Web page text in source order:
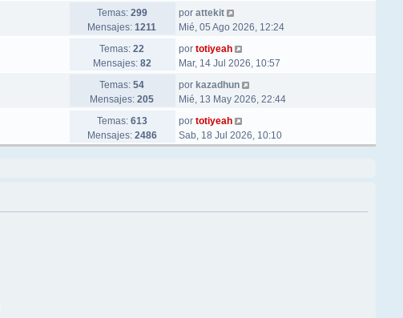
Temas: 299
Mensajes:1211
por attekit
Mié, 05 Ago 2026, 12:24
Temas:22
Mensajes: 82
por totiyeah
Mar, 14 Jul 2026, 10:57
Temas:54
Mensajes:205
por kazadhun
Mié, 13 May 2026, 22:44
Temas: 613
Mensajes: 2486
por totiyeah
Sab, 18 Jul 2026, 10:10